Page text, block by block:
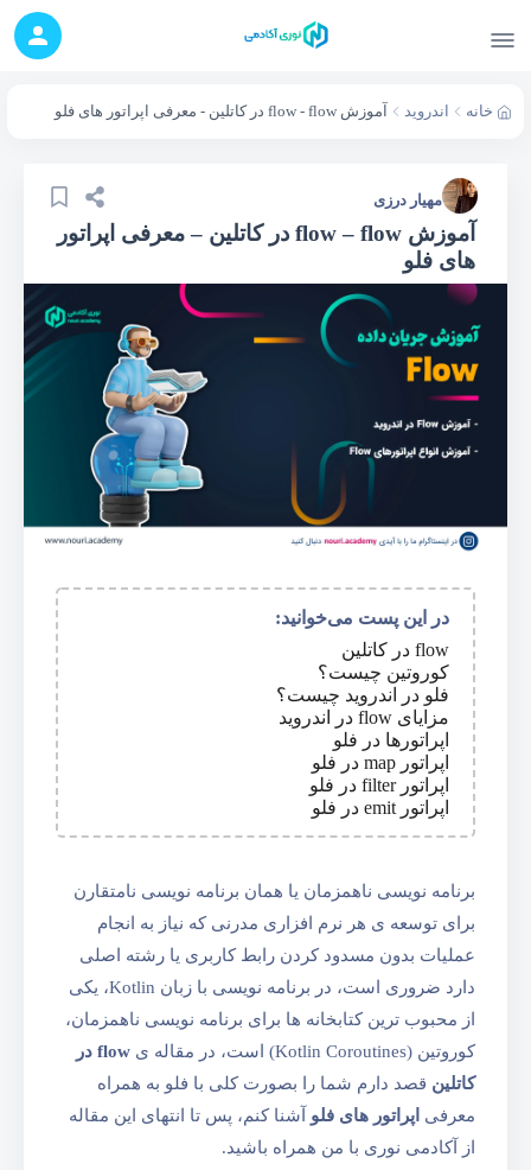
خانه اندروید آموزش flow - flow در کاتلین - معرفی اپراتور های فلو
مهیار درزی
آموزش flow – flow در کاتلین – معرفی اپراتور
های فلو
در این پست می‌خوانید:
flow در کاتلین
کوروتین چیست؟
فلو در اندروید چیست؟
مزایای flow در اندروید
اپراتورها در فلو
اپراتور map در فلو
اپراتور filter در فلو
اپراتور emit در فلو
برنامه نویسی ناهمزمان یا همان برنامه نویسی نامتقارن
برای توسعه ی هر نرم افزاری مدرنی که نیاز به انجام
عملیات بدون مسدود کردن رابط کاربری یا رشته اصلی
دارد ضروری است، در برنامه نویسی با زبان Kotlin، یکی
از محبوب ترین کتابخانه ها برای برنامه نویسی ناهمزمان،
کوروتین (Kotlin Coroutines) است، در مقاله ی
flow در
کاتلین قصد دارم شما را بصورت کلی با فلو به همراه
معرفی اپراتور های فلو آشنا کنم، پس تا انتهای این مقاله
از آکادمی نوری با من همراه باشید.